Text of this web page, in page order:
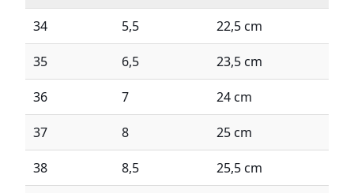
34 5,5 22,5 cm
35 6,5 23,5 cm
36 7 24 cm
37 8 25 cm
38 8,5 25,5 cm